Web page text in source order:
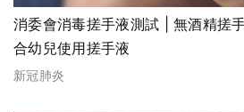
消委會消毒搓手液測試 | 無酒精搓
合幼兒使用搓手液
新冠肺炎